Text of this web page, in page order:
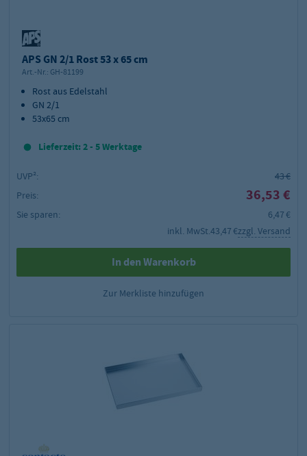
APS GN 2/1 Rost 53 x 65 cm
Art.-Nr.: GH-81199
Rost aus Edelstahl
GN 2/1
53x65 cm
Lieferzeit: 2 - 5 Werktage
UVP²:
43 €
Preis:
36,53 €
Sie sparen:
6,47 €
inkl. MwSt.43,47 €zzgl. Versand
In den Warenkorb
Zur Merkliste hinzufügen